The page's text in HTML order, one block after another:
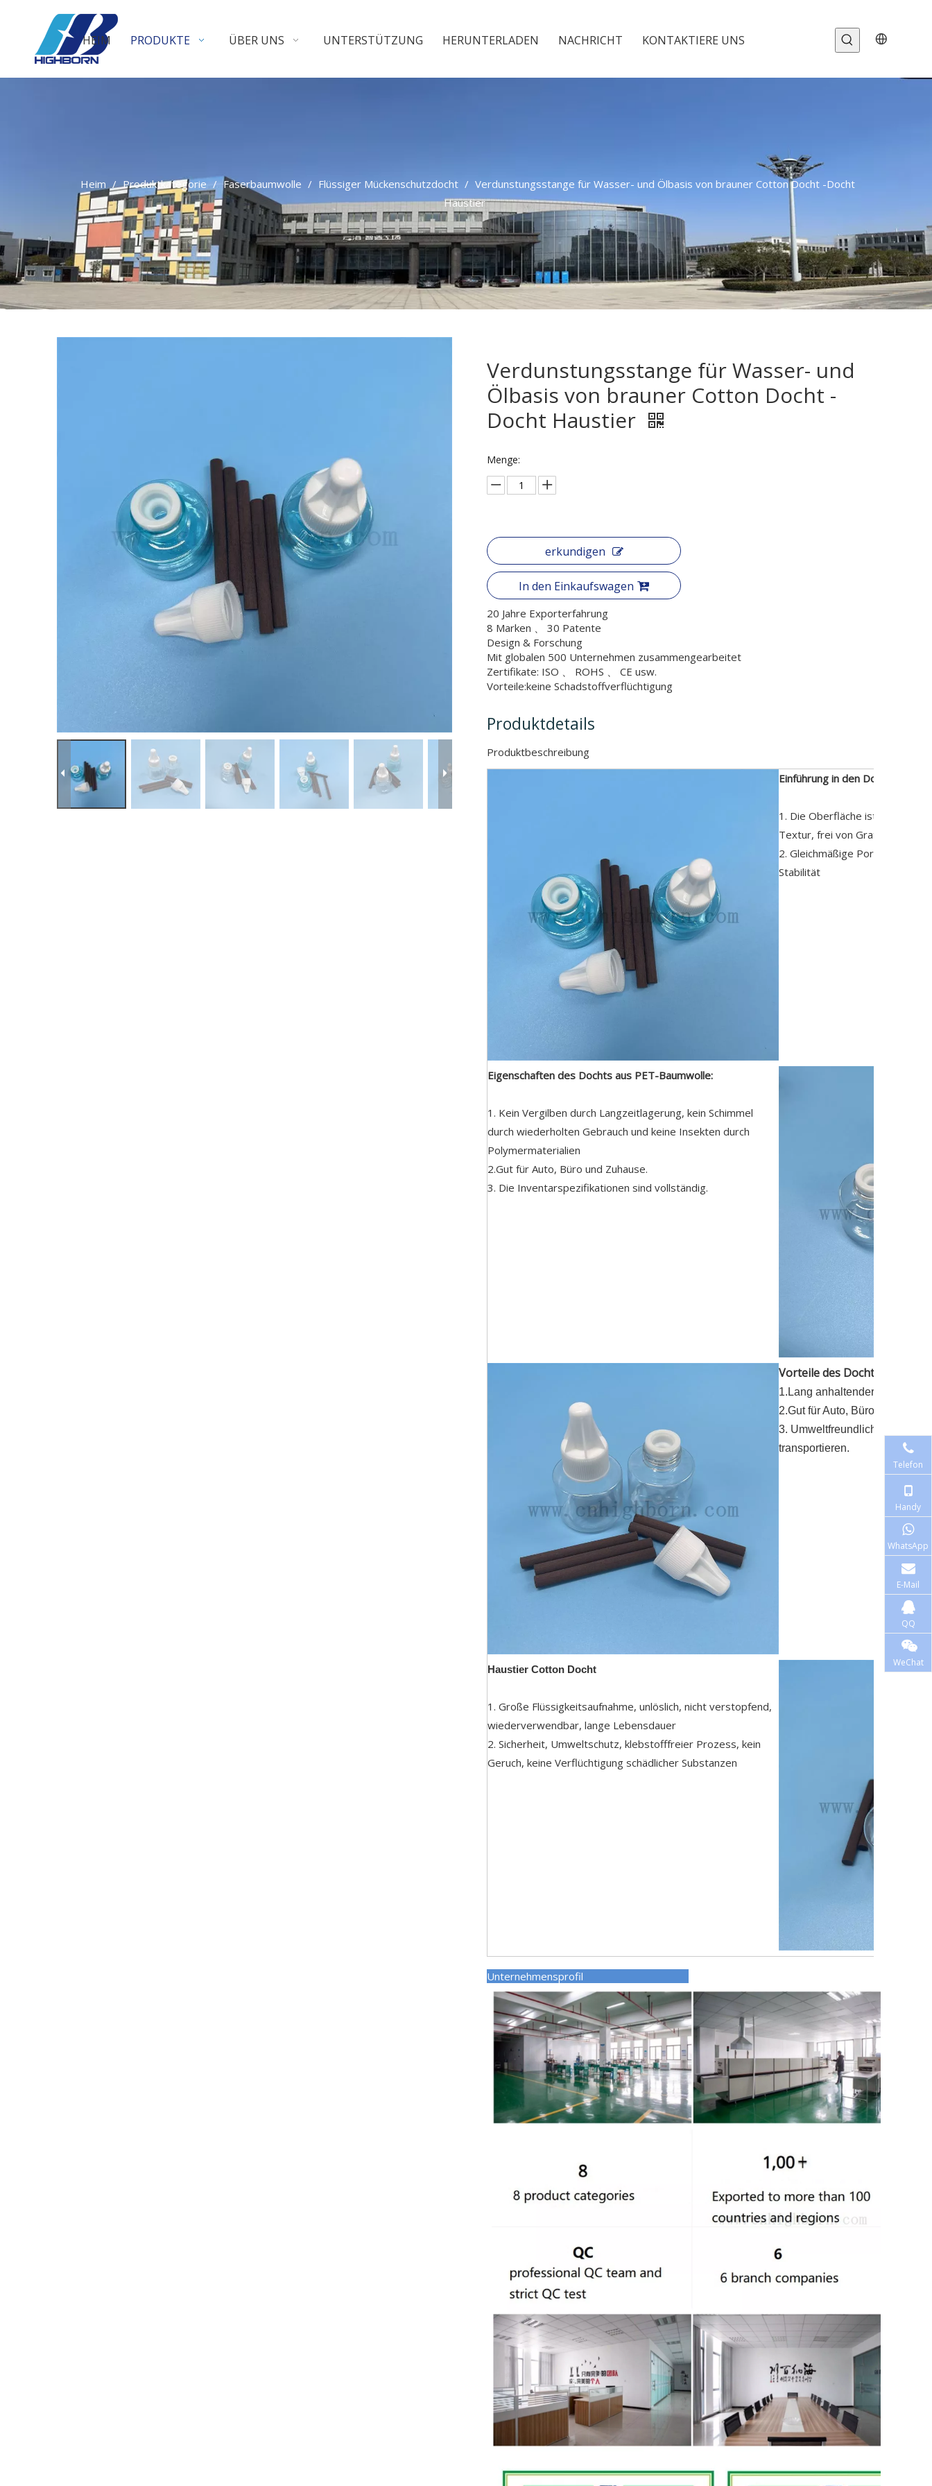
HEIM PRODUKTE ÜBER UNS UNTERSTÜTZUNG HERUNTERLADEN NACHRICHT KONTAKTIERE UNS
Heim / Produktkategorie / Faserbaumwolle / Flüssiger Mückenschutzdocht / Verdunstungsstange für Wasser- und Ölbasis von brauner Cotton Docht -Docht
Haustier
Verdunstungsstange für Wasser- und
Ölbasis von brauner Cotton Docht -
Docht Haustier
Menge:
erkundigen
In den Einkaufswagen
20 Jahre Exporterfahrung
8 Marken 、 30 Patente
Design & Forschung
Mit globalen 500 Unternehmen zusammengearbeitet
Zertifikate: ISO 、 ROHS 、 CE usw.
Vorteile:keine Schadstoffverflüchtigung
Produktdetails
Produktbeschreibung
Einführung in den Docht aus
1. Die Oberfläche ist braun und
Textur, frei von Graten und
2. Gleichmäßige Poren,
Stabilität
Eigenschaften des Dochts aus PET-Baumwolle:
1. Kein Vergilben durch Langzeitlagerung, kein Schimmel
durch wiederholten Gebrauch und keine Insekten durch
Polymermaterialien
2.Gut für Auto, Büro und Zuhause.
3. Die Inventarspezifikationen sind vollständig.
Vorteile des Dochts aus
1.Lang anhaltender Duft
2.Gut für Auto, Büro und
3. Umweltfreundlich, ungiftig,
transportieren.
Haustier Cotton Docht
1. Große Flüssigkeitsaufnahme, unlöslich, nicht verstopfend,
wiederverwendbar, lange Lebensdauer
2. Sicherheit, Umweltschutz, klebstofffreier Prozess, kein
Geruch, keine Verflüchtigung schädlicher Substanzen
Unternehmensprofil
Telefon
Handy
WhatsApp
E-Mail
QQ
WeChat